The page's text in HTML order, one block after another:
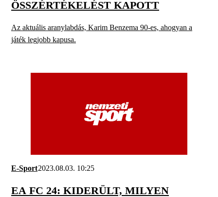
ÖSSZÉRTÉKELÉST KAPOTT
Az aktuális aranylabdás, Karim Benzema 90-es, ahogyan a
játék legjobb kapusa.
E-Sport2023.08.03. 10:25
EA FC 24: KIDERÜLT, MILYEN